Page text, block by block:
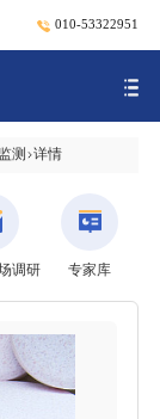
010-53322951
测 详情
调研 专家库